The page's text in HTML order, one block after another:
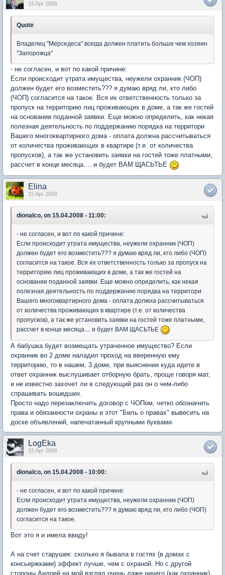
15 Apr 2008
Quote
Владелец "Мерседеса" всегда должен платить больше чем хозяин
"Запорожца"
- не согласен, и вот по какой причине:
Если происходит утрата имущества, неужели охранник (ЧОП)
должен будет его возместить??? я думаю вряд ли, кто либо
(ЧОП) согласится на такое. Вся их ответственность только за
пропуск на территорию лиц проживающих в доме, а так же гостей
на основании поданной заявки. Еще можно определить, как некая
полезная деятельность по поддержанию порядка на территори
Вашего многоквартирного дома - оплата должна рассчитываться
от количества проживающих в квартире (т.е. от количества
пропусков), а так же установить заявки на гостей тоже платными,
рассчет в конце месяца.... и будет ВАМ ЩАСЬТЬЕ
Elina
15 Apr 2008
dionalco, on 15.04.2008 - 11:00:
- не согласен, и вот по какой причине:
Если происходит утрата имущества, неужели охранник (ЧОП)
должен будет его возместить??? я думаю вряд ли, кто либо (ЧОП)
согласится на такое. Вся их ответственность только за пропуск на
территорию лиц проживающих в доме, а так же гостей на
основании поданной заявки. Еще можно определить, как некая
полезная деятельность по поддержанию порядка на территори
Вашего многоквартирного дома - оплата должна рассчитываться
от количества проживающих в квартире (т.е. от количества
пропусков), а так же установить заявки на гостей тоже платными,
рассчет в конце месяца.... и будет ВАМ ЩАСЬТЬЕ
А бабушка будет возмещать утраченное имущество? Если
охранник во 2 доме наладил проход на вверенную ему
территорию, то в нашем, 3 доме, при выяснении куда идете в
ответ охранник выслушивает отборную брать, проще говоря мат,
и не известно захочет ли в следующий раз он о чем-либо
спрашивать вошедших.
Просто надо перезаключить договор с ЧОПом, четко обозначить
права и обязанности охраны и этот "Биль о правах" вывесить на
доске объявлений, напечатанный крупными буквами.
LogEka
15 Apr 2008
dionalco, on 15.04.2008 - 10:00:
- не согласен, и вот по какой причине:
Если происходит утрата имущества, неужели охранник (ЧОП)
должен будет его возместить??? я думаю вряд ли, кто либо (ЧОП)
согласится на такое.
Вот это я и имела ввиду!
А на счет старушек: сколько я бывала в гостях (в домах с
консьержками) эффект лучше, чем с охраной. Но с другой
стороны Андрей на мой взгляд очень даже ничего (как охранник),